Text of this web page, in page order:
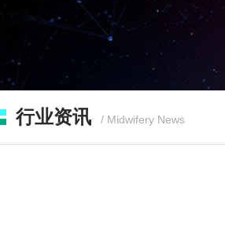
行业资讯 / Midwifery News